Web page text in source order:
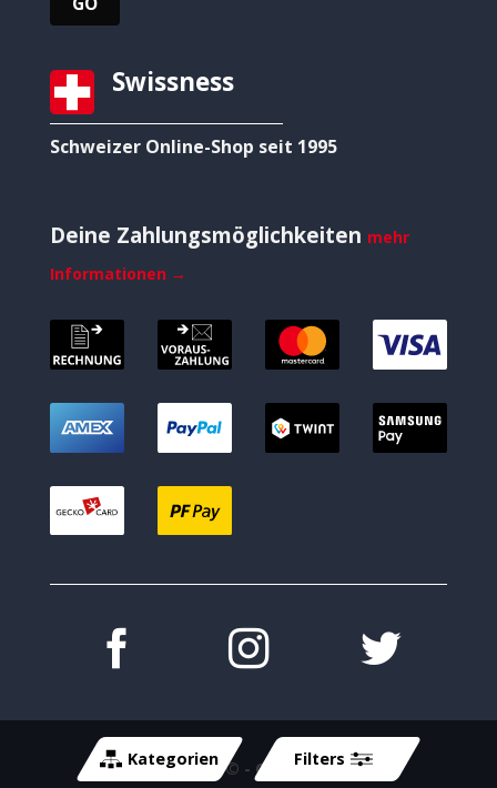
Kategorien Filters
Swissness
Schweizer Online-Shop seit 1995
Deine Zahlungsmöglichkeiten mehr
Informationen →
Copyright 2026 © - Cycle-Tech GmbH